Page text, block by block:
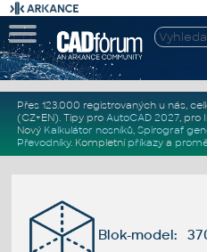
Přes 123.000 registrovaných u nás,
(CZ+EN). Tipy pro AutoCAD 2027, pro
Nový Kalkulátor nosníků, Spirograf
Převodníky. Kompletní příkazya
Blok-model: